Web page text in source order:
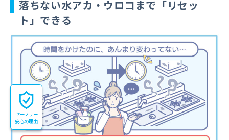
落ちない水アカ・ウロコまで「リセッ
ト」できる
セーフリー
安心の理由